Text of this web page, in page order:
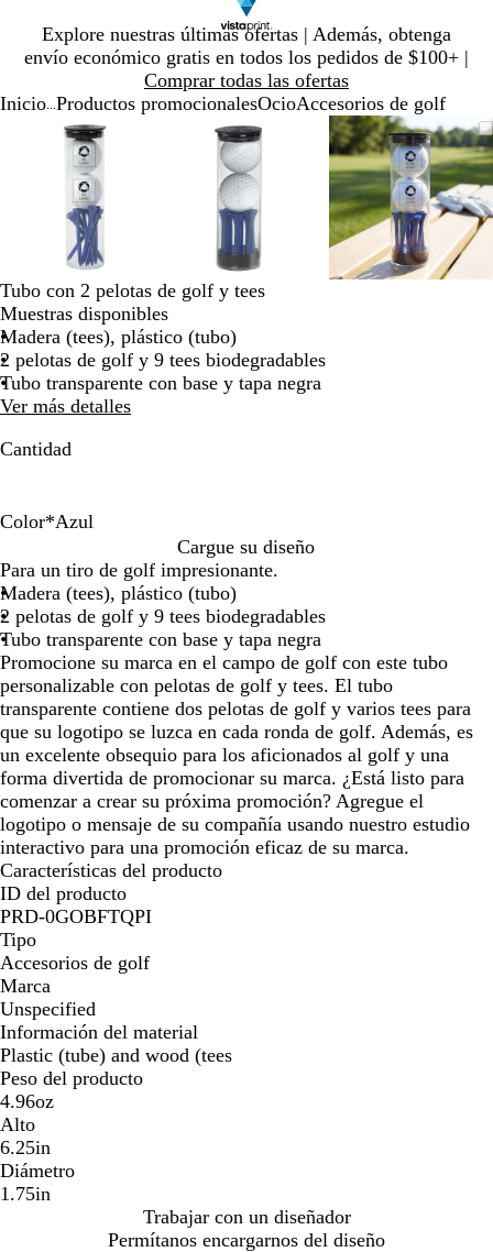
Explore nuestras últimas ofertas | Además, obtenga
envío económico gratis en todos los pedidos de $100+ |
Comprar todas las ofertas
Diapositiva
1
Inicio Productos promocionalesOcioAccesorios de golf
Imagen
ampliable
con
zoom
Ampliado
al
mínimo
Haga
clic
para
expandir
Use
la
tecla
de
más
(+)
y
menos
(-)
para
acercar/alejar
con
zoom
las
para
arrastrar
Imagen
ampliable
con
zoom
Ampliado
al
mínimo
Haga
clic
para
expandir
Use
la
tecla
de
más
(+)
y
menos
acercar/alejar
con
flechas
para
Imagen
ampliable
con
zoom
Ampliado
al
mínimo
Haga
clic
para
expandir
Use
la
tecla
de
más
(+)
y
Diapositiva
Tubo con 2 pelotas de golf y tees
Muestras disponibles
Madera (tees), plástico (tubo)
2 pelotas de golf y 9 tees biodegradables
Tubo transparente con base y tapa negra
Ver más detalles
Cantidad
Color*Azul
e
r
d
e
e
g
r
o
l
a
n
c
o
z
u
l
a
t
u
r
a
l
o
j
o
Cargue su diseño
Para un tiro de golf impresionante.
Madera (tees), plástico (tubo)
2 pelotas de golf y 9 tees biodegradables
Tubo transparente con base y tapa negra
Promocione su marca en el campo de golf con este tubo
personalizable con pelotas de golf y tees. El tubo
transparente contiene dos pelotas de golf y varios tees para
que su logotipo se luzca en cada ronda de golf. Además, es
un excelente obsequio para los aficionados al golf y una
forma divertida de promocionar su marca. ¿Está listo para
comenzar a crear su próxima promoción? Agregue el
logotipo o mensaje de su compañía usando nuestro estudio
interactivo para una promoción eficaz de su marca.
Características del producto
ID del producto
PRD-0GOBFTQPI
Tipo
Accesorios de golf
Marca
Unspecified
Información del material
Plastic (tube) and wood (tees
Peso del producto
4.96oz
Alto
6.25in
Diámetro
1.75in
Trabajar con un diseñador
Permítanos encargarnos del diseño